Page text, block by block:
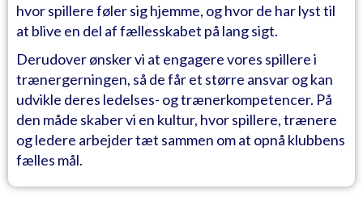
hvor spillere føler sig hjemme, og hvor de har lyst til
at blive en del af fællesskabet på lang sigt.
Derudover ønsker vi at engagere vores spillere i
trænergerningen, så de får et større ansvar og kan
udvikle deres ledelses- og trænerkompetencer. På
den måde skaber vi en kultur, hvor spillere, trænere
og ledere arbejder tæt sammen om at opnå klubbens
fælles mål.